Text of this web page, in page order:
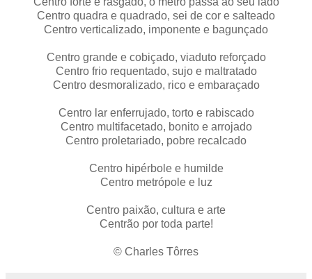
Centro quadra e quadrado, sei de cor e salteado
Centro verticalizado, imponente e bagunçado
Centro grande e cobiçado, viaduto reforçado
Centro frio requentado, sujo e maltratado
Centro desmoralizado, rico e embaraçado
Centro lar enferrujado, torto e rabiscado
Centro multifacetado, bonito e arrojado
Centro proletariado, pobre recalcado
Centro hipérbole e humilde
Centro metrópole e luz
Centro paixão, cultura e arte
Centrão por toda parte!
© Charles Tôrres